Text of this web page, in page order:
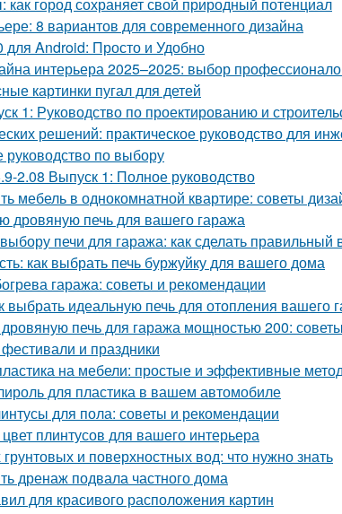
8 вариантов для современного дизайна
для Android: Просто и Удобно
интерьера 2025–2025: выбор
картинки пугал для детей
1: Руководство по проектированию и
решений: практическое руководство для
руководство по выбору
2.08 Выпуск 1: Полное руководство
мебель в однокомнатной квартире: советы
дровяную печь для вашего гаража
печи для гаража: как сделать правильный
как выбрать печь буржуйку для вашего дома
гаража: советы и рекомендации
выбрать идеальную печь для отопления вашего
печь для гаража мощностью 200:
и праздники
на мебели: простые и эффективные
для пластика в вашем автомобиле
для пола: советы и рекомендации
плинтусов для вашего интерьера
и поверхностных вод: что нужно знать
дренаж подвала частного дома
для красивого расположения картин